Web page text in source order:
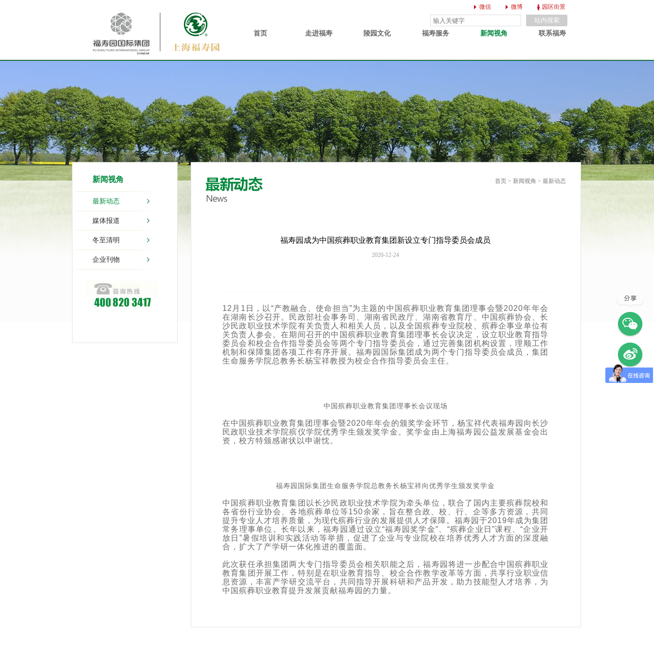
微信 微博 园区街景
首页 走进福寿 陵园文化 福寿服务 新闻视角 联系福寿
新闻视角
最新动态
媒体报道
冬至清明
企业刊物
首页 > 新闻视角 > 最新动态
福寿园成为中国殡葬职业教育集团新设立专门指导委员会成员
2020-12-24
12月1日，以“产教融合、使命担当”为主题的中国殡葬职业教育集团理事会暨2020年年会
在湖南长沙召开。民政部社会事务司、湖南省民政厅、湖南省教育厅、中国殡葬协会、长
沙民政职业技术学院有关负责人和相关人员，以及全国殡葬专业院校、殡葬企事业单位有
关负责人参会。在期间召开的中国殡葬职业教育集团理事长会议决定，设立职业教育指导
委员会和校企合作指导委员会等两个专门指导委员会，通过完善集团机构设置，理顺工作
机制和保障集团各项工作有序开展。福寿园国际集团成为两个专门指导委员会成员，集团
生命服务学院总教务长杨宝祥教授为校企合作指导委员会主任。
中国殡葬职业教育集团理事长会议现场
在中国殡葬职业教育集团理事会暨2020年年会的颁奖学金环节，杨宝祥代表福寿园向长沙
民政职业技术学院殡仪学院优秀学生颁发奖学金。奖学金由上海福寿园公益发展基金会出
资，校方特颁感谢状以申谢忱。
福寿园国际集团生命服务学院总教务长杨宝祥向优秀学生颁发奖学金
中国殡葬职业教育集团以长沙民政职业技术学院为牵头单位，联合了国内主要殡葬院校和
各省份行业协会、各地殡葬单位等150余家，旨在整合政、校、行、企等多方资源，共同
提升专业人才培养质量，为现代殡葬行业的发展提供人才保障。福寿园于2019年成为集团
常务理事单位。长年以来，福寿园通过设立“福寿园奖学金”、“殡葬企业日”课程、“企业开
放日”暑假培训和实践活动等举措，促进了企业与专业院校在培养优秀人才方面的深度融
合，扩大了产学研一体化推进的覆盖面。
此次获任承担集团两大专门指导委员会相关职能之后，福寿园将进一步配合中国殡葬职业
教育集团开展工作，特别是在职业教育指导、校企合作教学改革等方面，共享行业职业信
息资源，丰富产学研交流平台，共同指导开展科研和产品开发，助力技能型人才培养，为
中国殡葬职业教育提升发展贡献福寿园的力量。